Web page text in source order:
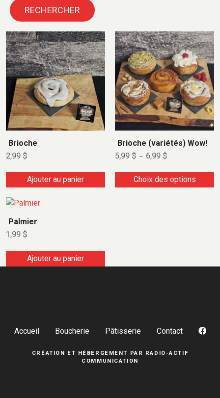
RECHERCHER
Brioche
2,99 $
Ajouter au panier
Brioche (variétés) Wow!
5,99 $ – 6,99 $
Choix des options
Palmier
1,99 $
Ajouter au panier
Accueil Boucherie Pâtisserie Contact
CRÉATION ET HÉBERGEMENT PAR RADIO-ACTIF
COMMUNICATION